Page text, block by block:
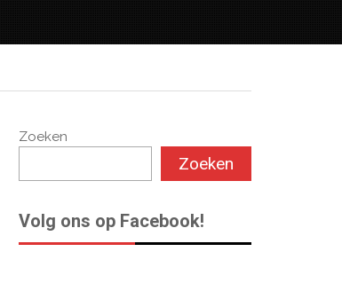
Zoeken
Zoeken
Volg ons op Facebook!